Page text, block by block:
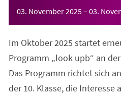
03. November 2025– 03.
Im Oktober 2025 startet
Programm „look upb“ an
Das Programm richtet sich
der 10. Klasse, die Interesse